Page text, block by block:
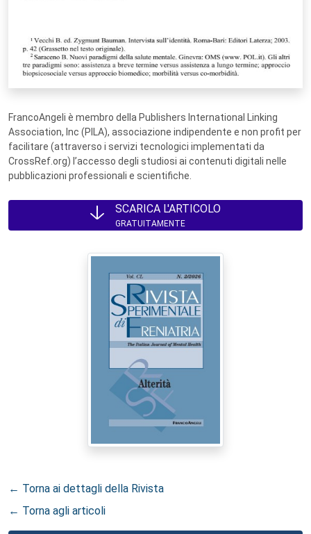
FrancoAngeli è membro della Publishers International Linking
Association, Inc (PILA), associazione indipendente e non profit per
facilitare (attraverso i servizi tecnologici implementati da
CrossRef.org) l’accesso degli studiosi ai contenuti digitali nelle
pubblicazioni professionali e scientifiche.
SCARICA L'ARTICOLO
GRATUITAMENTE
← Torna ai dettagli della Rivista
← Torna agli articoli